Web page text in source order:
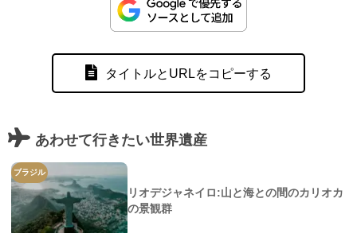
タイトルとURLをコピーする
あわせて行きたい世界遺産
ブラジル
リオデジャネイロ:山と海との間のカリオカ
の景観群